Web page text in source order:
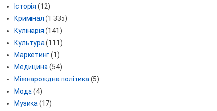
Історія (12)
Кримінал (1 335)
Кулінарія (141)
Культура (111)
Маркетинг(1)
Медицина (54)
Міжнарождна політика (5)
Мода (4)
Музика (17)